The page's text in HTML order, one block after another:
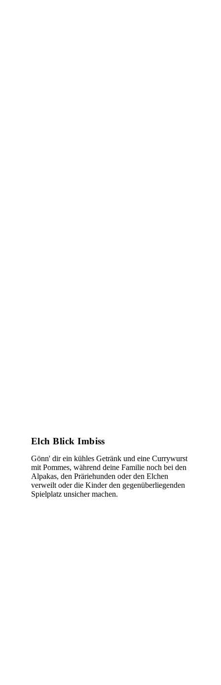
Elch Blick Imbiss
Gönn' dir ein kühles Getränk und eine Currywurst
mit Pommes, während deine Familie noch bei den
Alpakas, den Präriehunden oder den Elchen
verweilt oder die Kinder den gegenüberliegenden
Spielplatz unsicher machen.